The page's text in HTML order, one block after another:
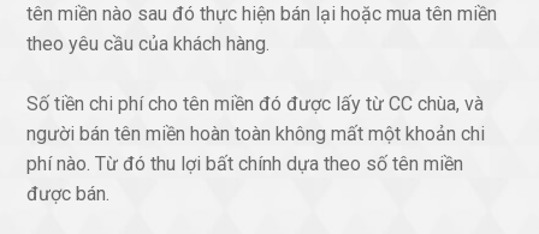
tên miền nào sau đó thực hiện bán lại hoặc mua tên miền
theo yêu cầu của khách hàng.
Số tiền chi phí cho tên miền đó được lấy từ CC chùa, và
người bán tên miền hoàn toàn không mất một khoản chi
phí nào. Từ đó thu lợi bất chính dựa theo số tên miền
được bán.